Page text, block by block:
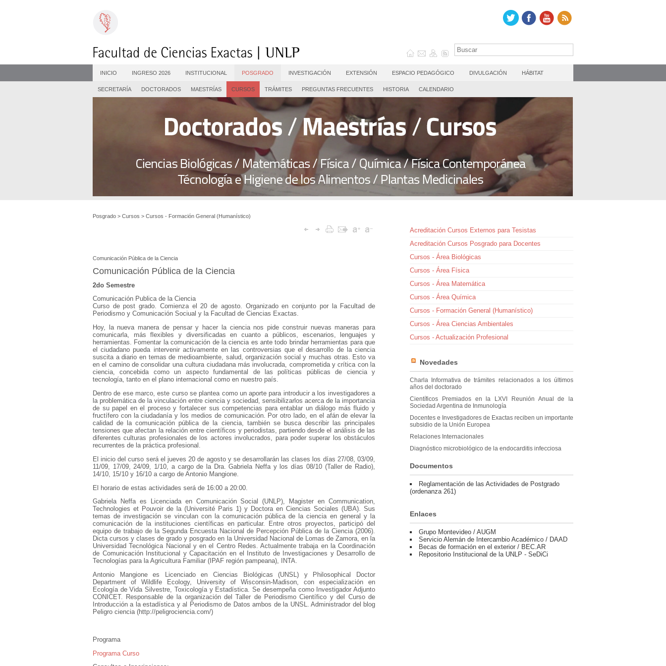
INICIO INGRESO 2026 INSTITUCIONAL POSGRADO INVESTIGACIÓN EXTENSIÓN ESPACIO PEDAGÓGICO DIVULGACIÓN HÁBITAT
SECRETARÍA DOCTORADOS MAESTRÍAS CURSOS TRÁMITES PREGUNTAS FRECUENTES HISTORIA CALENDARIO
Posgrado > Cursos > Cursos - Formación General (Humanístico)
Comunicación Pública de la Ciencia
Comunicación Pública de la Ciencia
2do Semestre
Comunicación Publica de la Ciencia
Curso de post grado. Comienza el 20 de agosto. Organizado en conjunto por la Facultad de
Periodismo y Comunicación Sociual y la Facultad de Ciencias Exactas.
Hoy, la nueva manera de pensar y hacer la ciencia nos pide construir nuevas maneras para
comunicarla, más flexibles y diversificadas en cuanto a públicos, escenarios, lenguajes y
herramientas. Fomentar la comunicación de la ciencia es ante todo brindar herramientas para que
el ciudadano pueda intervenir activamente en las controversias que el desarrollo de la ciencia
suscita a diario en temas de medioambiente, salud, organización social y muchas otras. Esto va
en el camino de consolidar una cultura ciudadana más involucrada, comprometida y crítica con la
ciencia, concebida como un aspecto fundamental de las políticas públicas de ciencia y
tecnología, tanto en el plano internacional como en nuestro país.
Dentro de ese marco, este curso se plantea como un aporte para introducir a los investigadores a
la problemática de la vinculación entre ciencia y sociedad, sensibilizarlos acerca de la importancia
de su papel en el proceso y fortalecer sus competencias para entablar un diálogo más fluido y
fructífero con la ciudadanía y los medios de comunicación. Por otro lado, en el afán de elevar la
calidad de la comunicación pública de la ciencia, también se busca describir las principales
tensiones que afectan la relación entre científicos y periodistas, partiendo desde el análisis de las
diferentes culturas profesionales de los actores involucrados, para poder superar los obstáculos
recurrentes de la práctica profesional.
El inicio del curso será el jueves 20 de agosto y se desarrollarán las clases los días 27/08, 03/09,
11/09, 17/09, 24/09, 1/10, a cargo de la Dra. Gabriela Neffa y los días 08/10 (Taller de Radio),
14/10, 15/10 y 16/10 a cargo de Antonio Mangione.
El horario de estas actividades será de 16:00 a 20:00.
Gabriela Neffa es Licenciada en Comunicación Social (UNLP), Magister en Communication,
Technologies et Pouvoir de la (Université Paris 1) y Doctora en Ciencias Sociales (UBA). Sus
temas de investigación se vinculan con la comunicación pública de la ciencia en general y la
comunicación de la instituciones científicas en particular. Entre otros proyectos, participó del
equipo de trabajo de la Segunda Encuesta Nacional de Percepción Pública de la Ciencia (2006).
Dicta cursos y clases de grado y posgrado en la Universidad Nacional de Lomas de Zamora, en la
Universidad Tecnológica Nacional y en el Centro Redes. Actualmente trabaja en la Coordinación
de Comunicación Institucional y Capacitación en el Instituto de Investigaciones y Desarrollo de
Tecnologías para la Agricultura Familiar (IPAF región pampeana), INTA.
Antonio Mangione es Licenciado en Ciencias Biológicas (UNSL) y Philosophical Doctor
Department of Wildlife Ecology, University of Wisconsin-Madison, con especialización en
Ecología de Vida Silvestre, Toxicología y Estadística. Se desempeña como Investigador Adjunto
CONICET. Responsable de la organización del Taller de Periodismo Científico y del Curso de
Introducción a la estadística y al Periodismo de Datos ambos de la UNSL. Administrador del blog
Peligro ciencia (http://peligrociencia.com/)
Programa
Programa Curso
Acreditación Cursos Externos para Tesistas
Acreditación Cursos Posgrado para Docentes
Cursos - Área Biológicas
Cursos - Área Física
Cursos - Área Matemática
Cursos - Área Química
Cursos - Formación General (Humanístico)
Cursos - Área Ciencias Ambientales
Cursos - Actualización Profesional
Novedades
Charla Informativa de trámites relacionados a los últimos
años del doctorado
Científicos Premiados en la LXVI Reunión Anual de la
Sociedad Argentina de Inmunología
Docentes e Investigadores de Exactas reciben un importante
subsidio de la Unión Europea
Relaciones Internacionales
Diagnóstico microbiológico de la endocarditis infecciosa
Documentos
Reglamentación de las Actividades de Postgrado
(ordenanza 261)
Enlaces
Grupo Montevideo / AUGM
Servicio Alemán de Intercambio Académico / DAAD
Becas de formación en el exterior / BEC.AR
Repositorio Institucional de la UNLP - SeDiCi